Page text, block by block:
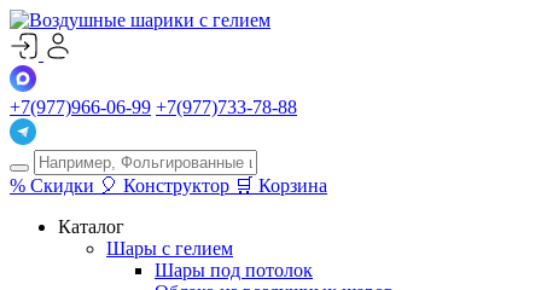
+7(977)966-06-99 +7(977)733-78-88
% Скидки 🎈 Конструктор 🛒 Корзина
Каталог
Шары с гелием
Шары под потолок